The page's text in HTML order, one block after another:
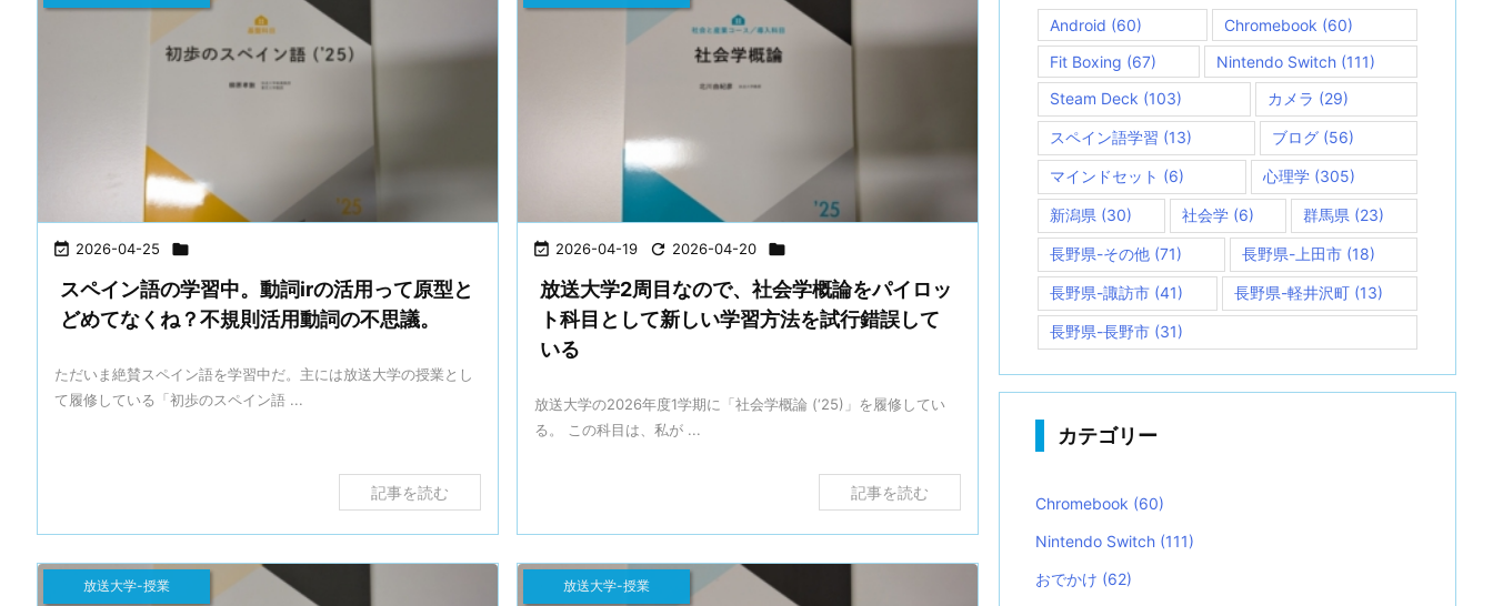
 2026-04-25 
スペイン語の学習中。動詞irの活用って原型と
どめてなくね？不規則活用動詞の不思議。
ただいま絶賛スペイン語を学習中だ。主には放送大学の授業とし
て履修している「初歩のスペイン語 ...
記事を読む
 2026-04-19  2026-04-20 
放送大学2周目なので、社会学概論をパイロッ
ト科目として新しい学習方法を試行錯誤して
いる
放送大学の2026年度1学期に「社会学概論 (‘25)」を履修してい
る。 この科目は、私が ...
記事を読む
放送大学-授業 放送大学-授業
Android (60) Chromebook (60)
Fit Boxing (67) Nintendo Switch(111)
Steam Deck (103) カメラ (29)
スペイン語学習 (13) ブログ (56)
マインドセット (6) 心理学 (305)
新潟県 (30) 社会学(6) 群馬県 (23)
長野県-その他 (71) 長野県-上田市(18)
長野県-諏訪市 (41) 長野県-軽井沢町 (13)
長野県-長野市 (31)
カテゴリー
Chromebook (60)
Nintendo Switch (111)
おでかけ (62)